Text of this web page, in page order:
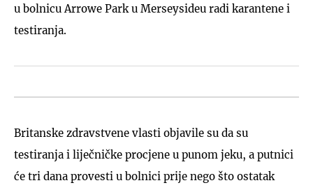
u bolnicu Arrowe Park u Merseysideu radi karantene i
testiranja.
Britanske zdravstvene vlasti objavile su da su
testiranja i liječničke procjene u punom jeku, a putnici
će tri dana provesti u bolnici prije nego što ostatak